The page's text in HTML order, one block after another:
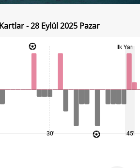
- 28 Eylül 2025 Pazar
30'
İlk Yarı
45'